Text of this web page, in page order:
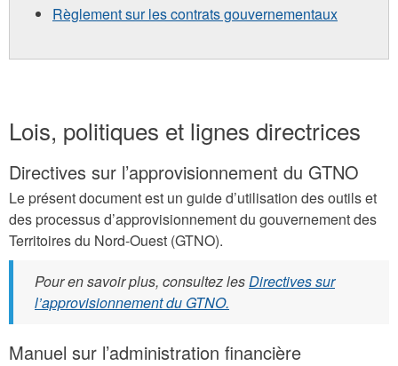
Règlement sur les contrats gouvernementaux
Lois, politiques et lignes directrices
Directives sur l’approvisionnement du GTNO
Le présent document est un guide d’utilisation des outils et
des processus d’approvisionnement du gouvernement des
Territoires du Nord-Ouest (GTNO).
Pour en savoir plus, consultez lesDirectives sur
l’approvisionnement du GTNO.
Manuel sur l’administration financière